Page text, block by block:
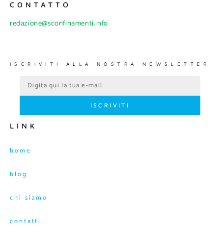
CONTATTO
redazione@sconfinamenti.info
ISCRIVITI ALLA NOSTRA NEWSLETTER
ISCRIVITI
LINK
home
blog
chi siamo
contatti